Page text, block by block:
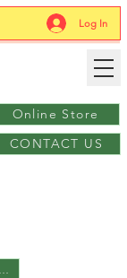
Log In
CONTACT US
Online Store